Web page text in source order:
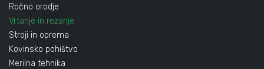
Ročno orodje
Vrtanje in rezanje
Stroji in oprema
Kovinsko pohištvo
Merilna tehnika